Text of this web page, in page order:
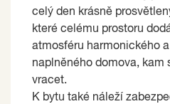
celý den krásně
které celému prostoru
atmosféru harmonického
naplněného domova, kam
vracet.
K bytu také náleží